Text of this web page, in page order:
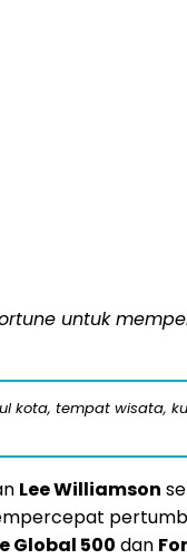
untuk
tempat wisata,
Lee Williamson
Global 500 dan